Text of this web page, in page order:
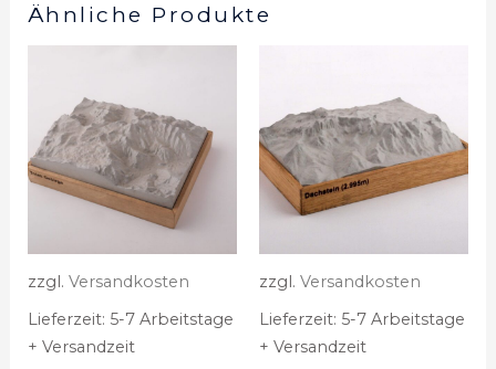
Ähnliche Produkte
zzgl. Versandkosten
Lieferzeit: 5-7 Arbeitstage
+ Versandzeit
zzgl. Versandkosten
Lieferzeit: 5-7 Arbeitstage
+ Versandzeit